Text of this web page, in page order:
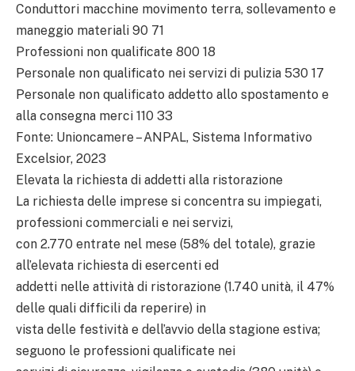
Conduttori macchine movimento terra, sollevamento e
maneggio materiali 90 71
Professioni non qualificate 800 18
Personale non qualificato nei servizi di pulizia 530 17
Personale non qualificato addetto allo spostamento e
alla consegna merci 110 33
Fonte: Unioncamere – ANPAL, Sistema Informativo
Excelsior, 2023
Elevata la richiesta di addetti alla ristorazione
La richiesta delle imprese si concentra su impiegati,
professioni commerciali e nei servizi,
con 2.770 entrate nel mese (58% del totale), grazie
all’elevata richiesta di esercenti ed
addetti nelle attività di ristorazione (1.740 unità, il 47%
delle quali difficili da reperire) in
vista delle festività e dell’avvio della stagione estiva;
seguono le professioni qualificate nei